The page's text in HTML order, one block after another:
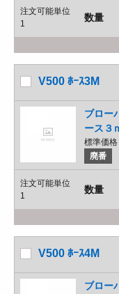
注文可能単位
1
数量
V500 ﾎｰｽ3M
ブロ
ース３
標準価格
廃番
注文可能単位
1
数量
V500 ﾎｰｽ4M
ブロ